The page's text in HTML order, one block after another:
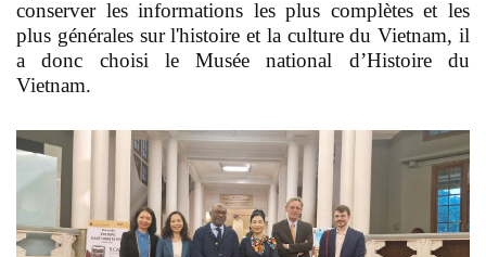
conserver les informations les plus complètes et les
plus générales sur l'histoire et la culture du Vietnam, il
a donc choisi le Musée national d’Histoire du
Vietnam.